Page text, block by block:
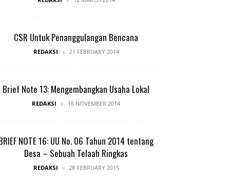
CSR Untuk Penanggulangan Bencana
REDAKSI 21 FEBRUARY 2014
Brief Note 13: Mengembangkan Usaha Lokal
REDAKSI 16 NOVEMBER 2014
NOTE 16: UU No. 06 Tahun 2014 tentang
Desa – Sebuah Telaah Ringkas
REDAKSI 28 FEBRUARY 2015